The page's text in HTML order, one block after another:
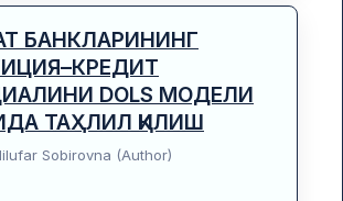
БАНКЛАРИНИНГ
DOLS МОДЕЛИ
ТАҲЛИЛ ҚИЛИШ
Sobirovna (Author)